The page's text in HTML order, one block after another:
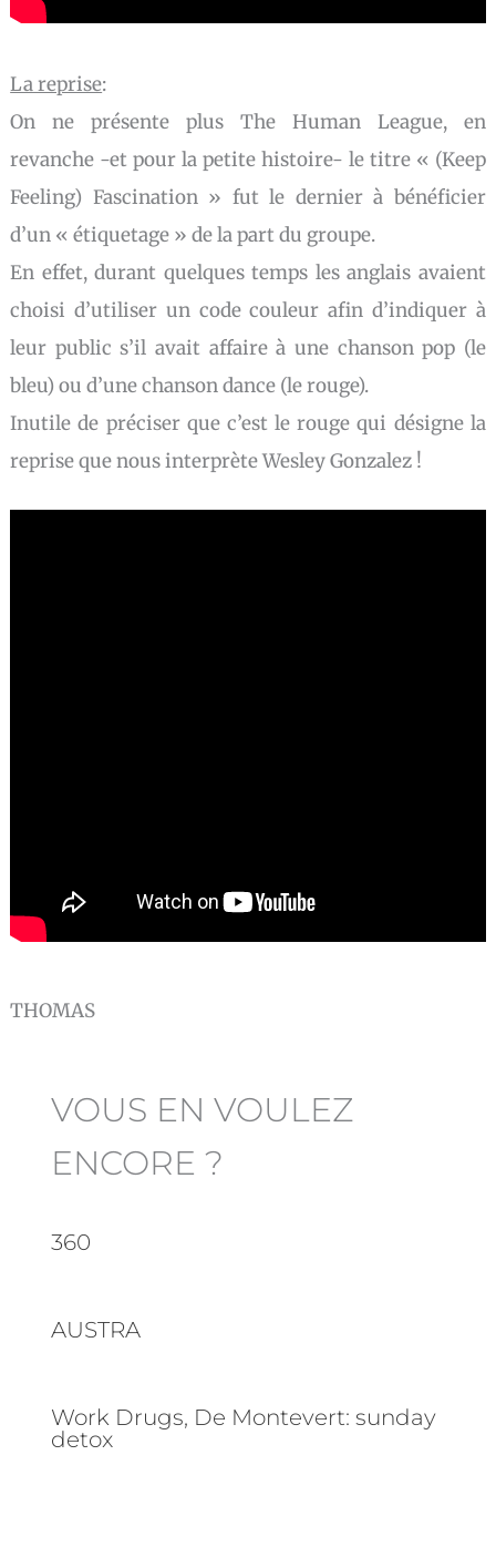
La reprise:
On ne présente plus The Human League, en
revanche -et pour la petite histoire- le titre « (Keep
Feeling) Fascination » fut le dernier à bénéficier
d’un « étiquetage » de la part du groupe.
En effet, durant quelques temps les anglais avaient
choisi d’utiliser un code couleur afin d’indiquer à
leur public s’il avait affaire à une chanson pop (le
bleu) ou d’une chanson dance (le rouge).
Inutile de préciser que c’est le rouge qui désigne la
reprise que nous interprète Wesley Gonzalez !
THOMAS
VOUS EN VOULEZ
ENCORE ?
360
AUSTRA
Work Drugs, De Montevert: sunday
detox